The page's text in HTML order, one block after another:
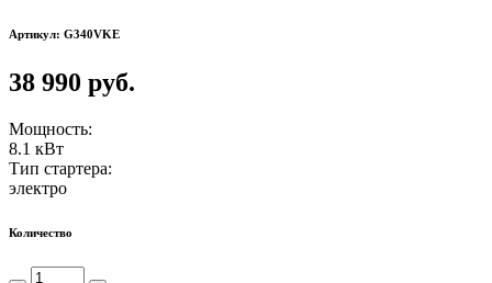
Артикул: G340VKE
38 990 руб.
Мощность:
8.1 кВт
Тип стартера:
электро
Количество